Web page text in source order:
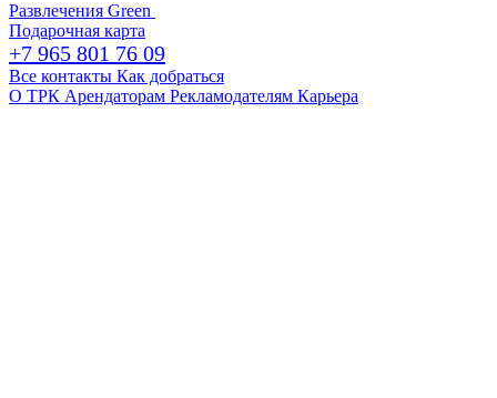
Развлечения Green
Подарочная карта
+7 965 801 76 09
Все контакты Как добраться
О ТРК Арендаторам Рекламодателям Карьера